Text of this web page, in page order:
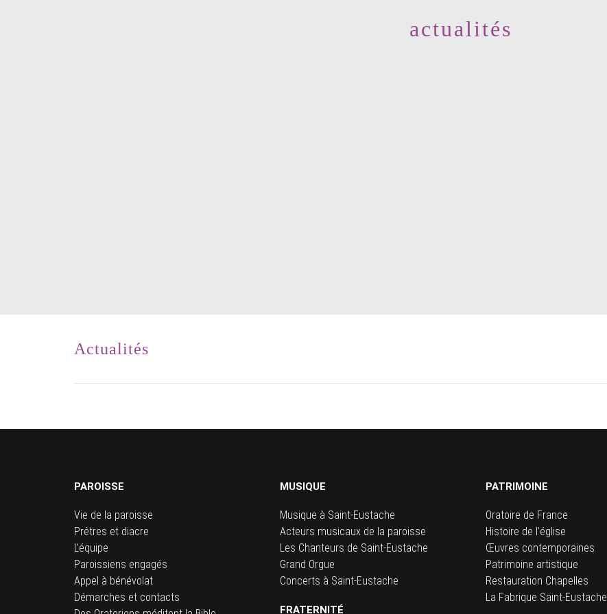
actualités
Actualités
PAROISSE
Vie de la paroisse
Prêtres et diacre
L’équipe
Paroissiens engagés
Appel à bénévolat
Démarches et contacts
MUSIQUE
Musique à Saint-Eustache
Acteurs musicaux de la paroisse
Les Chanteurs de Saint-Eustache
Grand Orgue
Concerts à Saint-Eustache
FRATERNITÉ
PATRIMOINE
Oratoire de France
Histoire de l’église
Œuvres contemporaines
Patrimoine artistique
Restauration Chapelles
La Fabrique Saint-Eustache